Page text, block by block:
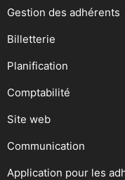
Gestion des adhérents
Billetterie
Planification
Comptabilité
Site web
Communication
Application pour les